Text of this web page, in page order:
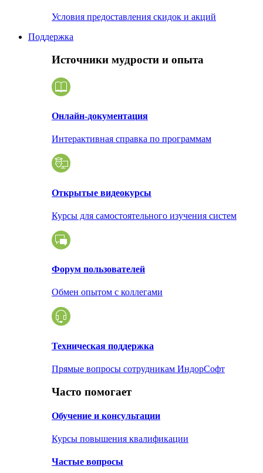
Условия предоставления скидок и акций
Поддержка
Источники мудрости и опыта
Онлайн-документация
Интерактивная справка по программам
Открытые видеокурсы
Курсы для самостоятельного изучения систем
Форум пользователей
Обмен опытом с коллегами
Техническая поддержка
Прямые вопросы сотрудникам ИндорСофт
Часто помогает
Обучение и консультации
Курсы повышения квалификации
Частые вопросы